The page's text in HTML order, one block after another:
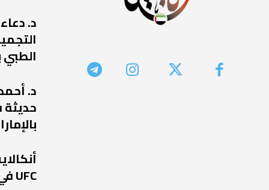
د.
الطبي
د.
حديثة
UFC في عودة مرتقبة إلى أبوظبي